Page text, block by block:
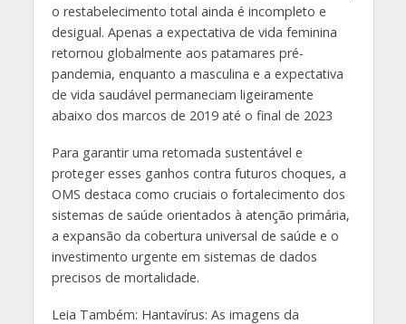
o restabelecimento total ainda é incompleto e
desigual. Apenas a expectativa de vida feminina
retornou globalmente aos patamares pré-
pandemia, enquanto a masculina e a expectativa
de vida saudável permaneciam ligeiramente
abaixo dos marcos de 2019 até o final de 2023
Para garantir uma retomada sustentável e
proteger esses ganhos contra futuros choques, a
OMS destaca como cruciais o fortalecimento dos
sistemas de saúde orientados à atenção primária,
a expansão da cobertura universal de saúde e o
investimento urgente em sistemas de dados
precisos de mortalidade.
Leia Também: Hantavírus: As imagens da